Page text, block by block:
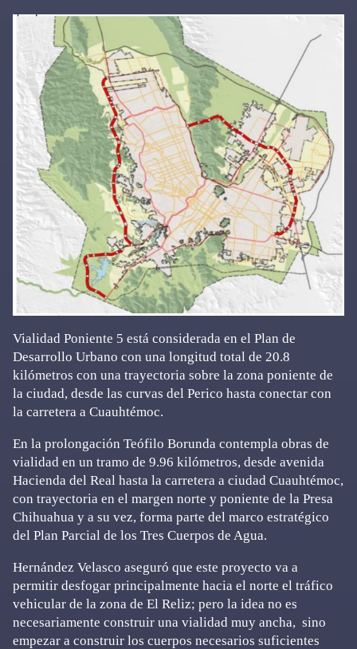
Vialidad Poniente 5 está considerada en el Plan de
Desarrollo Urbano con una longitud total de 20.8
kilómetros con una trayectoria sobre la zona poniente de
la ciudad, desde las curvas del Perico hasta conectar con
la carretera a Cuauhtémoc.
En la prolongación Teófilo Borunda contempla obras de
vialidad en un tramo de 9.96 kilómetros, desde avenida
Hacienda del Real hasta la carretera a ciudad Cuauhtémoc,
con trayectoria en el margen norte y poniente de la Presa
Chihuahua y a su vez, forma parte del marco estratégico
del Plan Parcial de los Tres Cuerpos de Agua.
Hernández Velasco aseguró que este proyecto va a
permitir desfogar principalmente hacia el norte el tráfico
vehicular de la zona de El Reliz; pero la idea no es
necesariamente construir una vialidad muy ancha, sino
empezar a construir los cuerpos necesarios suficientes